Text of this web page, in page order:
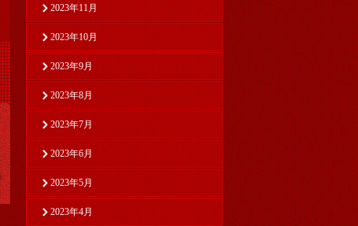
2023年11月
2023年10月
2023年9月
2023年8月
2023年7月
2023年6月
2023年5月
2023年4月